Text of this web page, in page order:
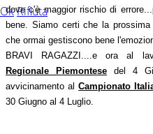
dove c'è maggior rischio di
bene. Siamo certi che la
che ormai gestiscono bene
BRAVI RAGAZZI....e ora al
Regionale Piemontese del 4
avvicinamento alCampionato
30 Giugno al 4 Luglio.
OkRifiuta